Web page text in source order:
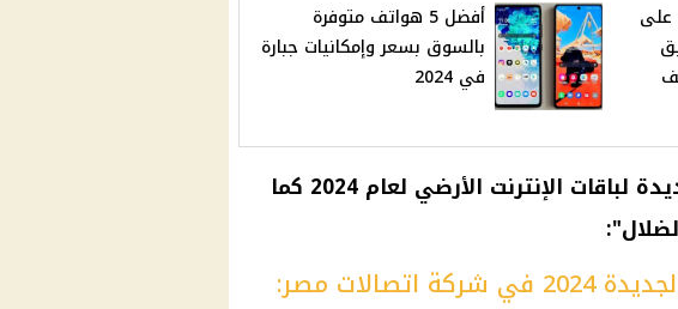
على
أفضل 5 هواتف متوفرة
بالسوق بسعر وإمكانيات جبارة
في 2024
فيما يلي نظرة على الأسعار الجديدة لباقات الإنترنت الأرضي لعام 2024 كما
مصر: